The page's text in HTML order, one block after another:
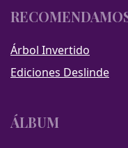
Árbol Invertido
Ediciones Deslinde
ÁLBUM